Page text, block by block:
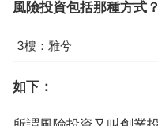
風險投資包括那種方式？
3樓：雅兮
如下：